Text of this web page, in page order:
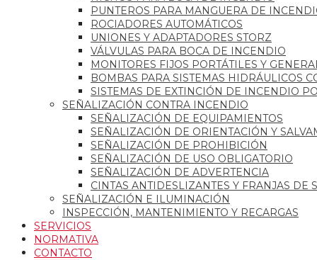
PUNTEROS PARA MANGUERA DE
ROCIADORES AUTOMÁTICOS
UNIONES Y ADAPTADORES STORZ
VÁLVULAS PARA BOCA DE INCENDIO
MONITORES FIJOS PORTÁTILES Y
BOMBAS PARA SISTEMAS HIDRÁULICOS
SISTEMAS DE EXTINCIÓN DE INCENDIO
SEÑALIZACIÓN CONTRA INCENDIO
SEÑALIZACIÓN DE EQUIPAMIENTOS
SEÑALIZACIÓN DE ORIENTACIÓN Y
SEÑALIZACIÓN DE PROHIBICIÓN
SEÑALIZACIÓN DE USO OBLIGATORIO
SEÑALIZACIÓN DE ADVERTENCIA
CINTAS ANTIDESLIZANTES Y FRANJAS DE
SEÑALIZACIÓN E ILUMINACIÓN
INSPECCIÓN, MANTENIMIENTO Y RECARGAS
SERVICIOS
NORMATIVA
CONTACTO